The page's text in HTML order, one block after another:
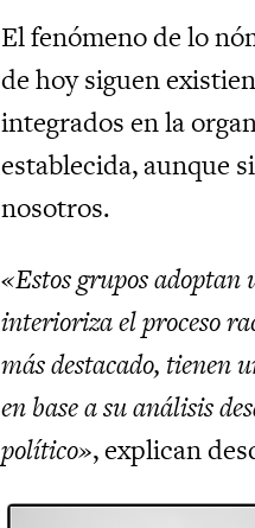
El fenómeno de lo
de hoy siguen
integrados en la
establecida, aunque
nosotros.
«Estos grupos adoptan
interioriza el proceso
más destacado, tienen
en base a su análisis
político», explican